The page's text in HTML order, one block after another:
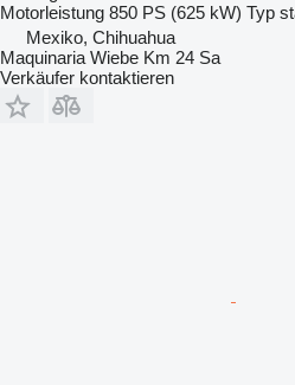
Motorleistung 850 PS (625 kW) Typ
Mexiko, Chihuahua
Maquinaria Wiebe Km 24 Sa
Verkäufer kontaktieren